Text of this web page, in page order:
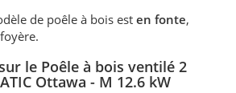
de poêle à bois est en fonte,
le Poêle à bois ventilé 2
Ottawa - M 12.6 kW